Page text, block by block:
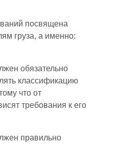
посвящена
груза, а именно:
обязательно
классификацию
что от
требования к его
правильно